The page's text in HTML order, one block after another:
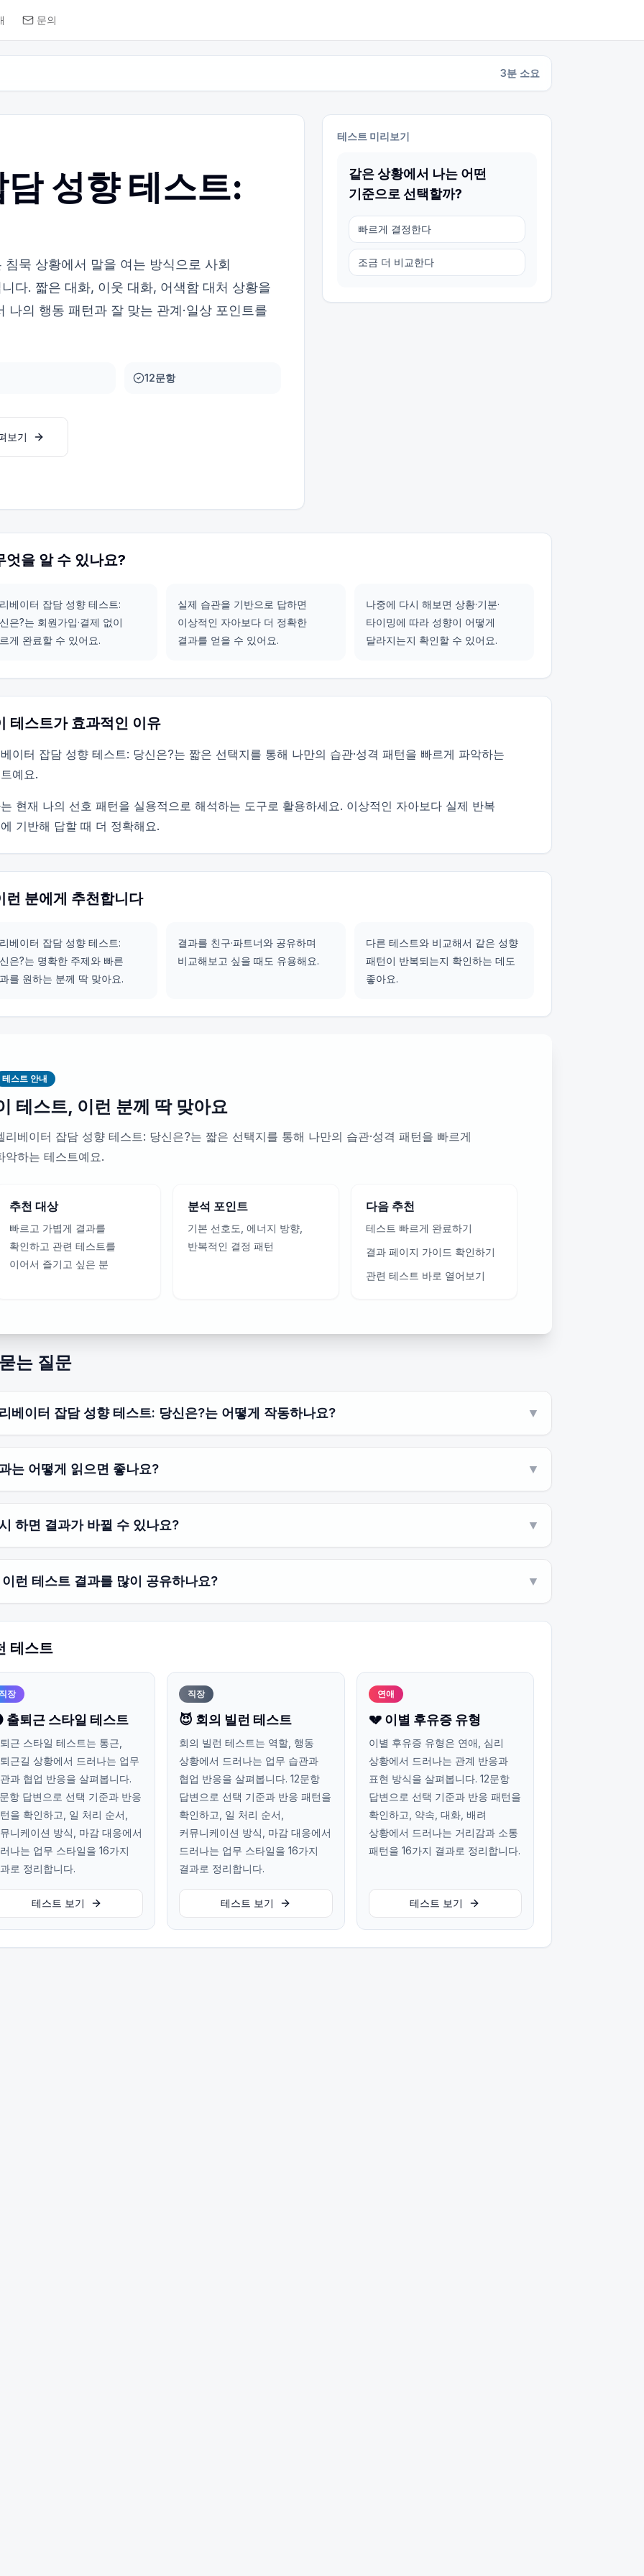
문의
3분 소요
성향 테스트:
묵 상황에서 말을 여는 방식으로 사회
다. 짧은 대화, 이웃 대화, 어색함 대처 상황을
나의 행동 패턴과 잘 맞는 관계·일상 포인트를
12문항
보기
테스트 미리보기
같은 상황에서 나는 어떤
기준으로 선택할까?
빠르게 결정한다
조금 더 비교한다
엇을 알 수 있나요?
베이터 잡담 성향 테스트:
은?는 회원가입·결제 없이
게 완료할 수 있어요.
실제 습관을 기반으로 답하면
이상적인 자아보다 더 정확한
결과를 얻을 수 있어요.
나중에 다시 해보면 상황·기분·
타이밍에 따라 성향이 어떻게
달라지는지 확인할 수 있어요.
테스트가 효과적인 이유
이터 잡담 성향 테스트: 당신은?는 짧은 선택지를 통해 나만의 습관·성격 패턴을 빠르게 파악하는
예요.
현재 나의 선호 패턴을 실용적으로 해석하는 도구로 활용하세요. 이상적인 자아보다 실제 반복
기반해 답할 때 더 정확해요.
런 분에게 추천합니다
베이터 잡담 성향 테스트:
은?는 명확한 주제와 빠른
를 원하는 분께 딱 맞아요.
결과를 친구·파트너와 공유하며
비교해보고 싶을 때도 유용해요.
다른 테스트와 비교해서 같은 성향
패턴이 반복되는지 확인하는 데도
좋아요.
테스트 안내
테스트, 이런 분께 딱 맞아요
리베이터 잡담 성향 테스트: 당신은?는 짧은 선택지를 통해 나만의 습관·성격 패턴을 빠르게
악하는 테스트예요.
추천 대상
빠르고 가볍게 결과를
확인하고 관련 테스트를
이어서 즐기고 싶은 분
분석 포인트
기본 선호도, 에너지 방향,
반복적인 결정 패턴
다음 추천
테스트 빠르게 완료하기
결과 페이지 가이드 확인하기
관련 테스트 바로 열어보기
는 질문
베이터 잡담 성향 테스트: 당신은?는 어떻게 작동하나요? ▼
는 어떻게 읽으면 좋나요? ▼
하면 결과가 바뀔 수 있나요? ▼
런 테스트 결과를 많이 공유하나요? ▼
테스트
장
출퇴근 스타일 테스트
근 스타일 테스트는 통근,
근길 상황에서 드러나는 업무
과 협업 반응을 살펴봅니다.
항 답변으로 선택 기준과 반응
을 확인하고, 일 처리 순서,
니케이션 방식, 마감 대응에서
나는 업무 스타일을 16가지
로 정리합니다.
테스트 보기
직장
😈 회의 빌런 테스트
회의 빌런 테스트는 역할, 행동
상황에서 드러나는 업무 습관과
협업 반응을 살펴봅니다. 12문항
답변으로 선택 기준과 반응 패턴을
확인하고, 일 처리 순서,
커뮤니케이션 방식, 마감 대응에서
드러나는 업무 스타일을 16가지
결과로 정리합니다.
테스트 보기
연애
💔 이별 후유증 유형
이별 후유증 유형은 연애, 심리
상황에서 드러나는 관계 반응과
표현 방식을 살펴봅니다. 12문항
답변으로 선택 기준과 반응 패턴을
확인하고, 약속, 대화, 배려
상황에서 드러나는 거리감과 소통
패턴을 16가지 결과로 정리합니다.
테스트 보기